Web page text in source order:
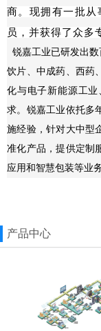
商。 现拥有一批从
员，并获得了众多
锐嘉工业已研发出
饮片、中成药、西药
化与电子新能源工
求。锐嘉工业依托多
施经验，针对大中型
准化产品，提供定制
应用和智慧包装等业务
产品中心